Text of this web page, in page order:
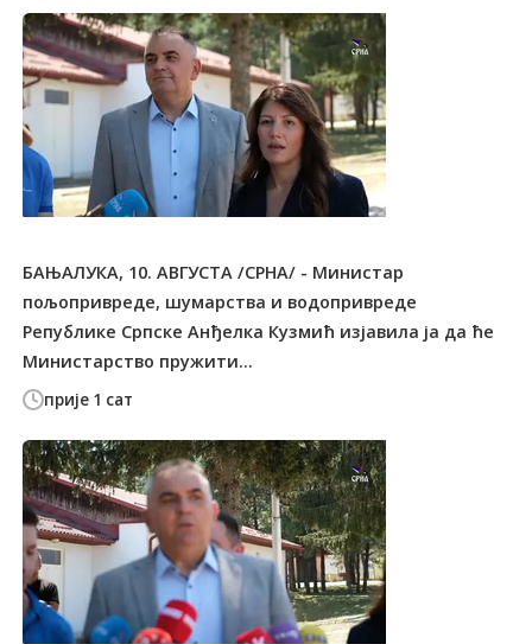
прије 1 сат
БАЊАЛУКА, 10. АВГУСТА /СРНА/ - Министар
пољопривреде, шумарства и водопривреде
Републике Српске Анђелка Кузмић изјавила ја да ће
Министарство пружити...